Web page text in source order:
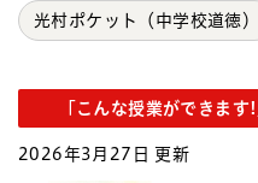
光村ポケット（中学校道徳）
「こんな授業ができま
2026年3月27日 更新